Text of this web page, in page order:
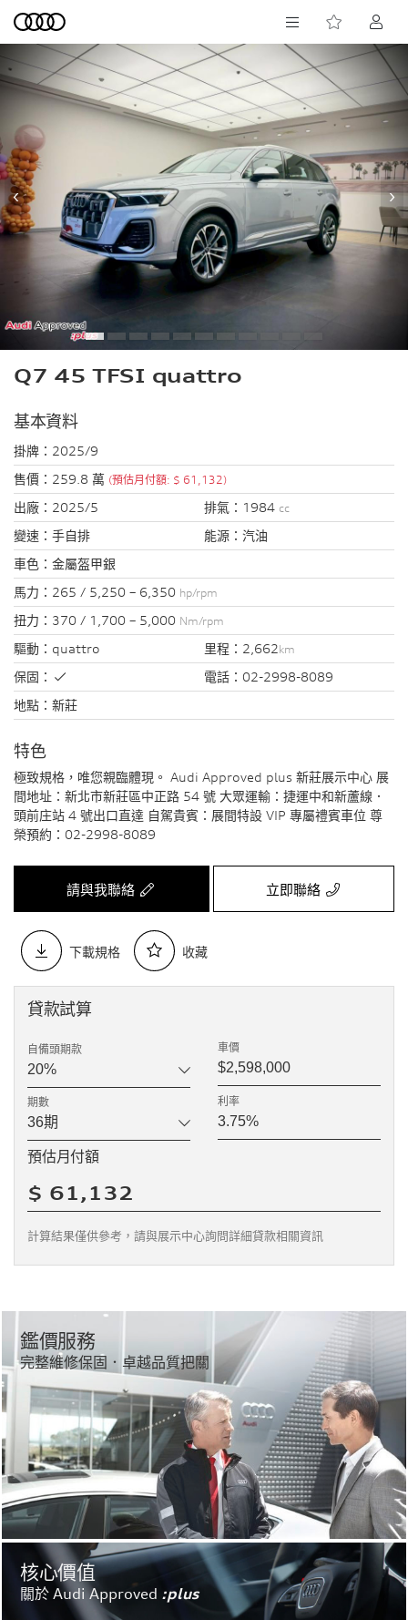
‹ ›
Q7 45 TFSI quattro
基本資料
掛牌： 2025/9
售價： 259.8 萬 (預估月付額: $ 61,132)
出廠： 2025/5 排氣： 1984 cc
變速： 手自排 能源： 汽油
車色： 金屬盔甲銀
馬力： 265 / 5,250 – 6,350 hp/rpm
扭力： 370 / 1,700 – 5,000 Nm/rpm
驅動： quattro 里程： 2,662km
保固： 電話： 02-2998-8089
地點： 新莊
特色
極致規格，唯您親臨體現。 Audi Approved plus 新莊展示中心 展
間地址：新北市新莊區中正路 54 號 大眾運輸：捷運中和新蘆線．
頭前庄站 4 號出口直達 自駕貴賓：展間特設 VIP 專屬禮賓車位 尊
榮預約：02-2998-8089
請與我聯絡 立即聯絡
下載規格 收藏
貸款試算
自備頭期款
期數
車價
利率
預估月付額
計算結果僅供參考，請與展示中心詢問詳細貸款相關資訊
鑑價服務
完整維修保固．卓越品質把關
核心價值
關於 Audi Approved :plus